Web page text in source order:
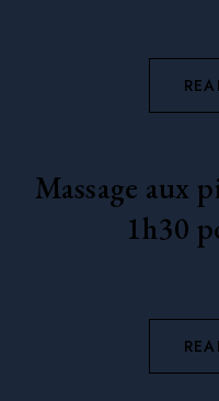
Massage aux
1h30